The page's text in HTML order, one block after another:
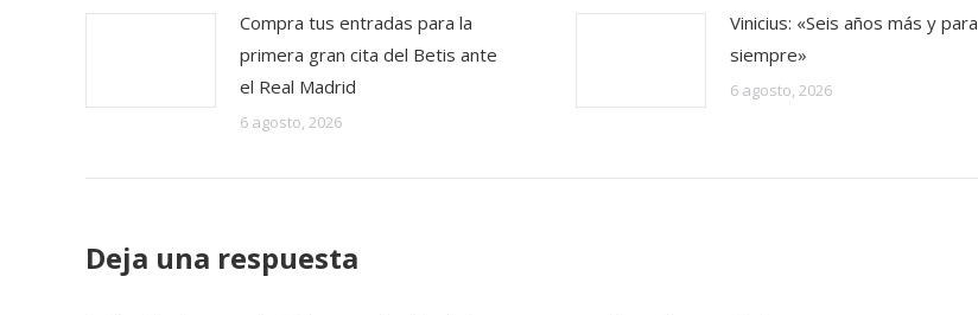
Compra tus entradas para la
primera gran cita del Betis ante
el Real Madrid
6 agosto, 2026
Vinicius: «Seis años más y para
siempre»
6 agosto, 2026
Deja una respuesta